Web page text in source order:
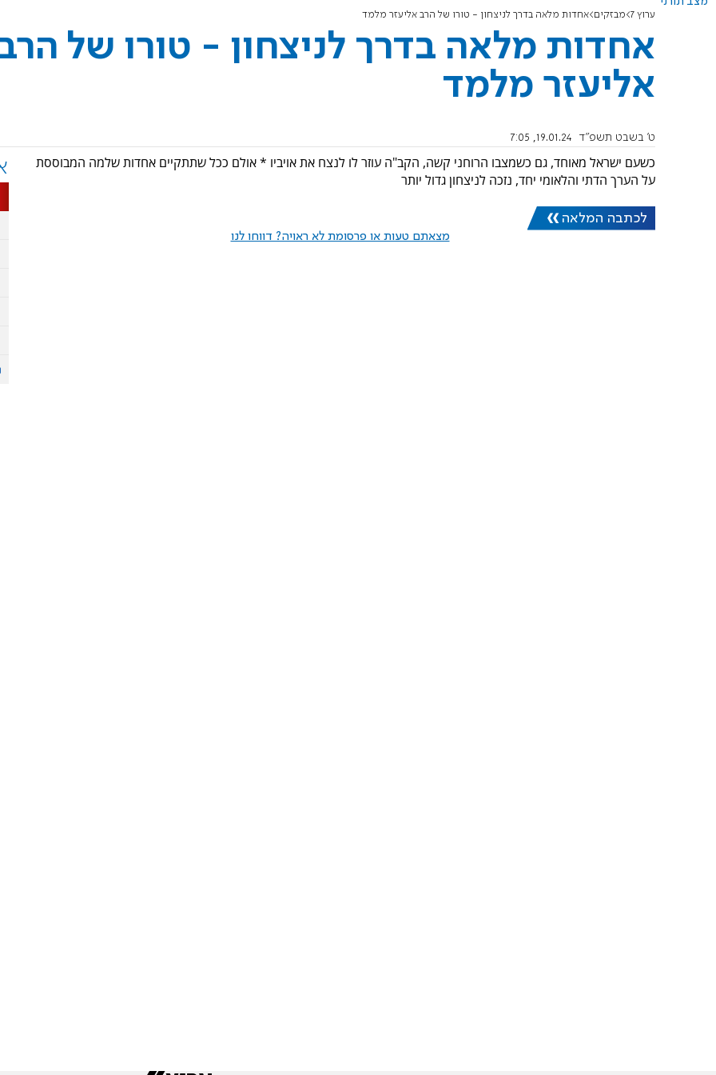
ערוץ 7 מבזקים אחדות מלאה בדרך לניצחון - טורו של הרב אליעזר מלמד
אחדות מלאה בדרך לניצחון - טורו של
אליעזר מלמד
ט' בשבט תשפ"ד 19.01.24, 7:05
כשעם ישראל מאוחד, גם כשמצבו הרוחני קשה, הקב"ה עוזר לו לנצח את אויביו * אולם ככל שתתקיים אחדות שלמה המבוססת
על הערך הדתי והלאומי יחד, נזכה לניצחון גדול יותר
לכתבה המלאה
מצאתם טעות או פרסומת לא ראויה? דווחו לנו